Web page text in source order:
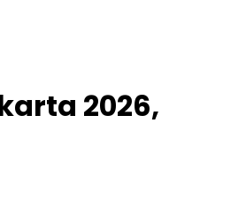
2026,